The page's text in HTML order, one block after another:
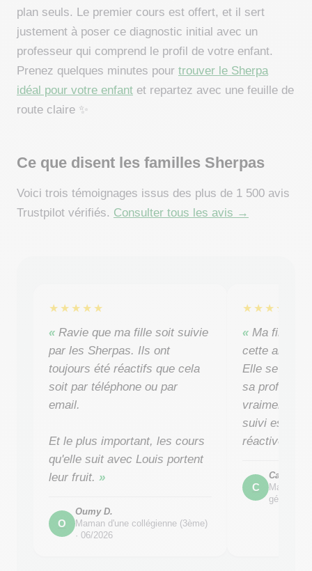
plan seuls. Le premier cours est offert, et il sert
justement à poser ce diagnostic initial avec un
professeur qui comprend le profil de votre enfant.
Prenez quelques minutes pour trouver le Sherpa
idéal pour votre enfant et repartez avec une feuille de
route claire ✨
Ce que disent les familles Sherpas
Voici trois témoignages issus des plus de 1 500 avis
Trustpilot vérifiés. Consulter tous les avis →
★★★★★
Ravie que ma fille soit suivie
par les Sherpas. Ils ont
toujours été réactifs que cela
soit par téléphone ou par
email.
Et le plus important, les cours
qu'elle suit avec Louis portent
leur fruit.
O
Oumy D.
Maman d'une collégienne (3ème)
· 06/2026
★★★★★
Ma fille a
cette année
Elle se sent
sa
vraiment
suivi est
réactive
C
Caro
Maman
générale)